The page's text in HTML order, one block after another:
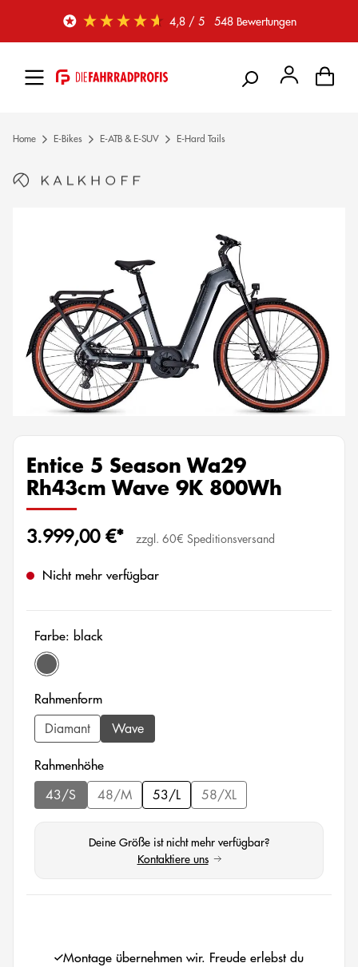
Zum Hauptinhalt springen 4,8/ 5 548 Bewertungen
Entice 5 Season Wa29
Rh43cm Wave 9K 800Wh
3.999,00 €* zzgl. 60€ Speditionsversand
Nicht mehr verfügbar
Farbe: black
black
Rahmenformauswählen
Diamant Wave
Rahmenhöheauswählen
43/S(Diese Option ist zurzeit nicht verfügbar.)
48/M(Diese Option ist zurzeit nicht verfügbar.)
53/L 58/XL(Diese Option ist zurzeit
Deine Größe ist nicht mehr verfügbar?
Kontaktiere uns
(öffnet in neuem Tab)
Montage übernehmen wir. Freude erlebst du
Home E-Bikes E-ATB & E-SUV E-Hard Tails